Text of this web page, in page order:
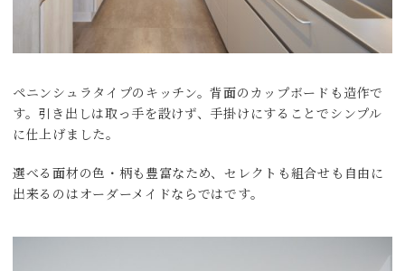
ペニンシュラタイプのキッチン。背面のカップボードも造作で
す。引き出しは取っ手を設けず、手掛けにすることでシンプル
に仕上げました。
選べる面材の色・柄も豊富なため、セレクトも組合せも自由に
出来るのはオーダーメイドならではです。